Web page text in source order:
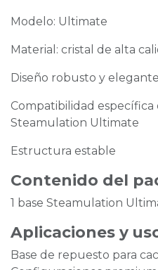
Modelo: Ultimate
Material: cristal de alta
Diseño robusto y elegante
Compatibilidad específica
Steamulation Ultimate
Estructura estable
Contenido del
1 base Steamulation
Aplicaciones y
Base de repuesto para